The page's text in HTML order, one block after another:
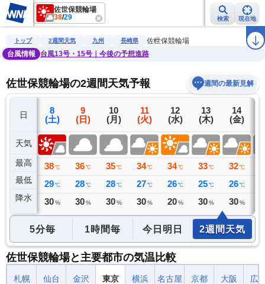
佐世保競輪場
38/29 検索 現在地
雨雲レーダー 台風情報 地震情報 警報・注意報 ラ
トップ 2週間天気 九州 長崎県
佐世保競輪場
台風情報
台風13号・15号｜今後の予想進路
佐世保競輪場の2週間天気予報 週間の最新見解
日
天気
最高
最低
降水
7
(金)
38 ℃
30 ℃
0 ミリ
8
(土)
38 ℃
29 ℃
30 %
9
(日)
36 ℃
28 ℃
30 %
10
(月)
35 ℃
28 ℃
30 %
11
(火)
34 ℃
27 ℃
30 %
12
(水)
34 ℃
26 ℃
20 %
13
(木)
33 ℃
25 ℃
30 %
14
(金)
32 ℃
26 ℃
30 %
5分毎 1時間毎 今日明日 2週間天気
佐世保競輪場と主要都市の気温比較
札幌 仙台 金沢 東京 横浜 名古屋 京都 大阪 広